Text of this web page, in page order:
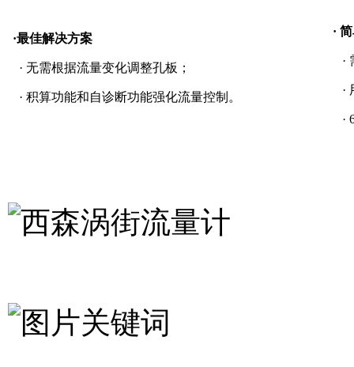
·最佳解决方案
· 无需根据流量变化调整孔板；
· 积算功能和自诊断功能强化流量控制。
·
·
·
·